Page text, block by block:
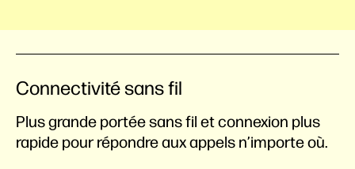
Connectivité sans fil
Plus grande portée sans fil et connexion plus
rapide pour répondre aux appels n’importe où.